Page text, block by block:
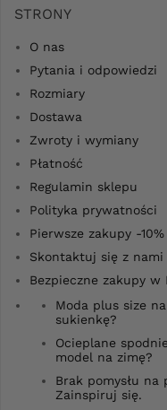
STRONY
O nas
Pytania i odpowiedzi
Rozmiary
Dostawa
Zwroty i wymiany
Płatność
Regulamin sklepu
Polityka prywatności
Pierwsze zakupy -10%
Skontaktuj się z nami
Bezpieczne zakupy w
Moda plus size
sukienkę?
Ocieplane
model na zimę?
Brak pomysłu
Zainspiruj się.